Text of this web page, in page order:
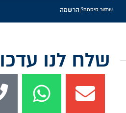
שחזור סיסמה?|הרשמה
שלח לנו